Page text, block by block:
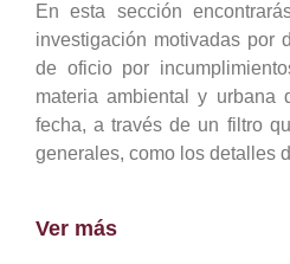
En esta sección
investigación motivadas por
de oficio por
materia ambiental y
fecha, a través de un filtro
generales, como los detalles
Ver más